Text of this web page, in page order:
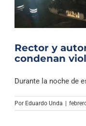
Rector y
condenan
Durante la noche de
Por Eduardo Unda |